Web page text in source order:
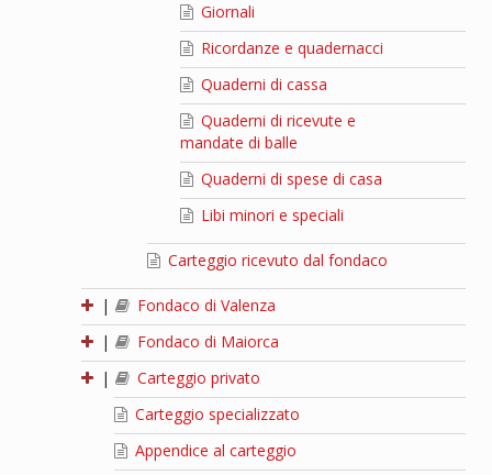
Giornali
Ricordanze e quadernacci
Quaderni di cassa
Quaderni di ricevute e
mandate di balle
Quaderni di spese di casa
Libi minori e speciali
Carteggio ricevuto dal fondaco
|
Fondaco di Valenza
|
Fondaco di Maiorca
|
Carteggio privato
Carteggio specializzato
Appendice al carteggio